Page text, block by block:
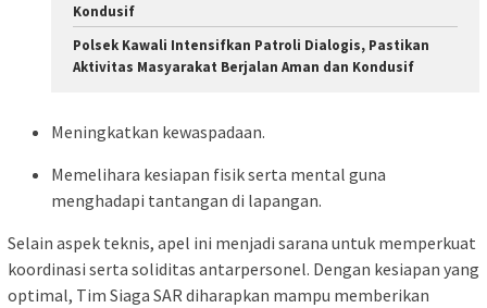
Kondusif
Polsek Kawali Intensifkan Patroli Dialogis, Pastikan
Aktivitas Masyarakat Berjalan Aman dan Kondusif
Meningkatkan kewaspadaan.
Memelihara kesiapan fisik serta mental guna
menghadapi tantangan di lapangan.
Selain aspek teknis, apel ini menjadi sarana untuk memperkuat
koordinasi serta soliditas antarpersonel. Dengan kesiapan yang
optimal, Tim Siaga SAR diharapkan mampu memberikan